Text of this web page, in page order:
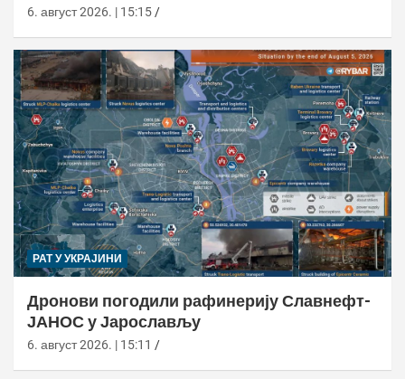
6. август 2026. | 15:15
РАТ У УКРАЈИНИ
Дронови погодили рафинерију Славнефт-
ЈАНОС у Јарослављу
6. август 2026. | 15:11